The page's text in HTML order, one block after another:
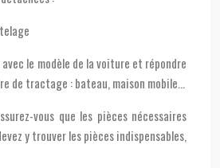
le modèle de la voiture et répondre
de tractage : bateau, maison mobile…
vous que les pièces nécessaires
y trouver les pièces indispensables,